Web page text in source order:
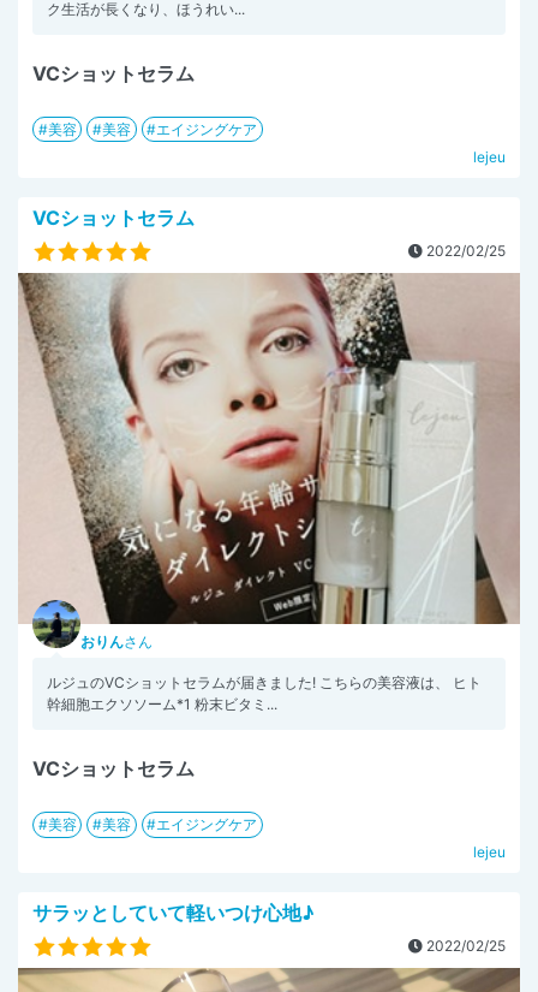
ク生活が長くなり、ほうれい...
VCショットセラム
美容 美容
エイジングケア
lejeu
VCショットセラム
2022/02/25
おりんさん
ルジュのVCショットセラムが届きました! こちらの美容液は、 ヒト
幹細胞エクソソーム*1 粉末ビタミ...
VCショットセラム
美容 美容
エイジングケア
lejeu
サラッとしていて軽いつけ心地♪
2022/02/25